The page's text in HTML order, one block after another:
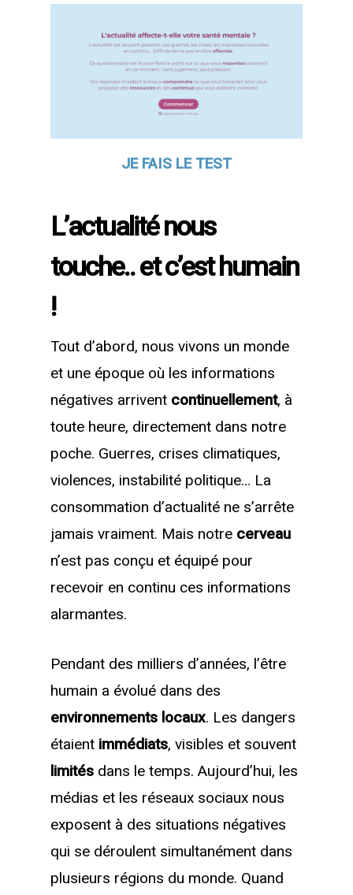
JE FAIS LE TEST
L’actualité nous
touche.. et c’est humain
!
Tout d’abord, nous vivons un monde
et une époque où les informations
négatives arrivent continuellement, à
toute heure, directement dans notre
poche. Guerres, crises climatiques,
violences, instabilité politique… La
consommation d’actualité ne s’arrête
jamais vraiment. Mais notre cerveau
n’est pas conçu et équipé pour
recevoir en continu ces informations
alarmantes.
Pendant des milliers d’années, l’être
humain a évolué dans des
environnements locaux. Les dangers
étaient immédiats, visibles et souvent
limités dans le temps. Aujourd’hui, les
médias et les réseaux sociaux nous
exposent à des situations négatives
qui se déroulent simultanément dans
plusieurs régions du monde. Quand